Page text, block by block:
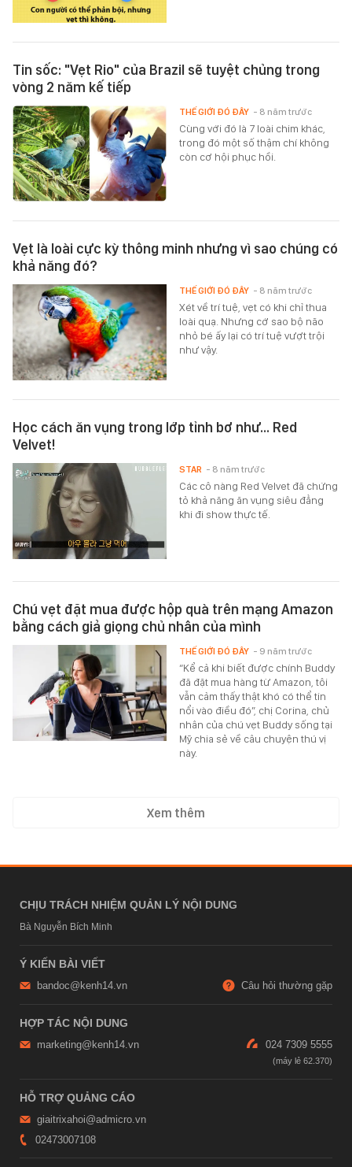
Tin sốc: "Vẹt Rio" của Brazil sẽ tuyệt chủng trong
vòng 2 năm kế tiếp
Cùng với đó là 7 loài chim khác,
trong đó một số thậm chí không
còn cơ hội phục hồi.
THẾ GIỚI ĐÓ ĐÂY - 8 năm trước
Vẹt là loài cực kỳ thông minh nhưng vì sao chúng có
khả năng đó?
Xét về trí tuệ, vẹt có khi chỉ thua
loài quạ. Nhưng cớ sao bộ não
nhỏ bé ấy lại có trí tuệ vượt trội
như vậy.
THẾ GIỚI ĐÓ ĐÂY - 8 năm trước
Học cách ăn vụng trong lớp tỉnh bơ như... Red
Velvet!
Các cô nàng Red Velvet đã chứng
tỏ khả năng ăn vụng siêu đẳng
khi đi show thực tế.
STAR - 8 năm trước
Chú vẹt đặt mua được hộp quà trên mạng Amazon
bằng cách giả giọng chủ nhân của mình
“Kể cả khi biết được chính Buddy
đã đặt mua hàng từ Amazon, tôi
vẫn cảm thấy thật khó có thể tin
nổi vào điều đó”, chị Corina, chủ
nhân của chú vẹt Buddy sống tại
Mỹ chia sẻ về câu chuyện thú vị
này.
THẾ GIỚI ĐÓ ĐÂY - 9 năm trước
Xem thêm
CHỊU TRÁCH NHIỆM QUẢN LÝ NỘI DUNG
Bà Nguyễn Bích Minh
Ý KIẾN BÀI VIẾT
bandoc@kenh14.vn Câu hỏi thường gặp
HỢP TÁC NỘI DUNG
marketing@kenh14.vn 024 7309 5555
HỖ TRỢ QUẢNG CÁO
giaitrixahoi@admicro.vn
02473007108